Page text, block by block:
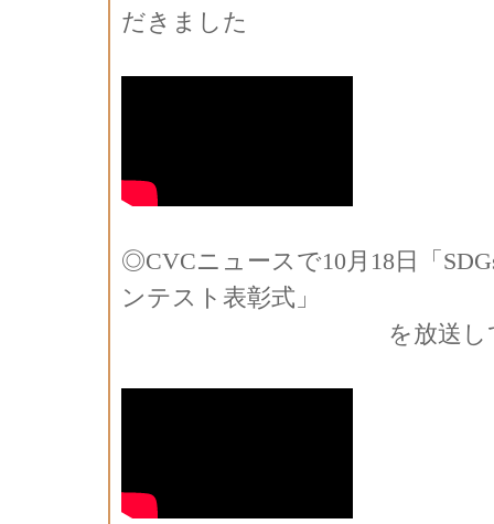
だきました
◎CVCニュースで10月18日「
ンテスト表彰式」
を放送していた